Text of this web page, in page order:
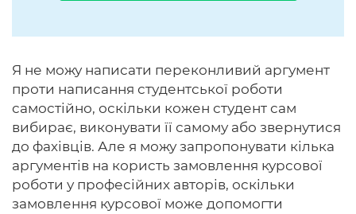
Я не можу написати переконливий аргумент
проти написання студентської роботи
самостійно, оскільки кожен студент сам
вибирає, виконувати її самому або звернутися
до фахівців. Але я можу запропонувати кілька
аргументів на користь замовлення курсової
роботи у професійних авторів, оскільки
замовлення курсової може допомогти